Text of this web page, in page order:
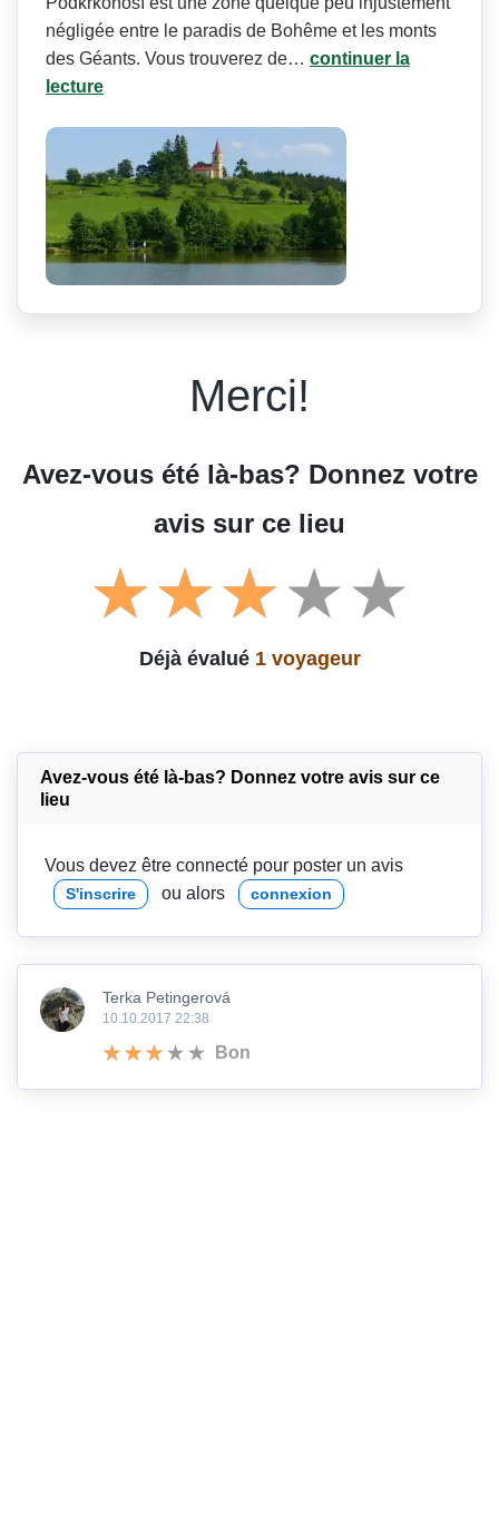
négligée entre le paradis de Bohême et les monts
des Géants. Vous trouverez de… continuer la
lecture
Merci!
Avez-vous été là-bas? Donnez votre
avis sur ce lieu
Déjà évalué 1 voyageur
Avez-vous été là-bas? Donnez votre avis sur ce
lieu
Vous devez être connecté pour poster un avis
S'inscrire ou alors connexion
Terka Petingerová
10.10.2017 22:38
Bon